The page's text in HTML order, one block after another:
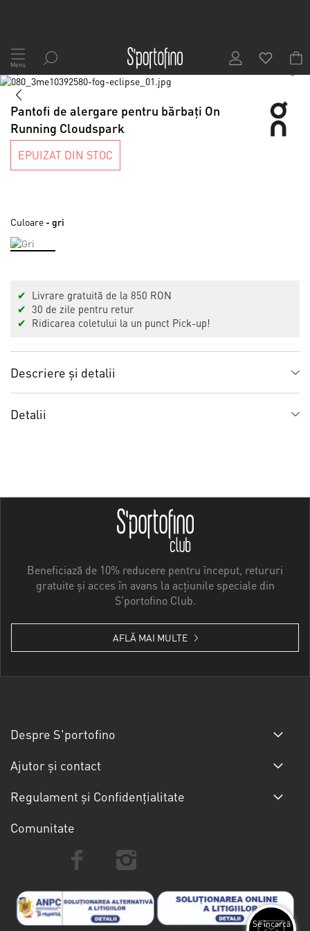
Mergeți
la
Conținut
Menu
Skip
the
end
images
gallery
1/7
Skip
the
beginning
images
Pantofi de alergare pentru bărbați On
Running Cloudspark
EPUIZAT DIN STOC
Culoare - gri
✔
Livrare gratuită de la 850 RON
✔ 30 de zile pentru retur
✔
Ridicarea coletului la un punct Pick-up!
Descriere și detalii
Detalii
Beneficiază de 10% reducere pentru început, retururi
gratuite și acces în avans la acțiunile speciale din
S'portofino Club.
AFLĂ MAI MULTE
Despre S'portofino
Ajutor și contact
Regulament și Confidențialitate
Comunitate
Se încarcă